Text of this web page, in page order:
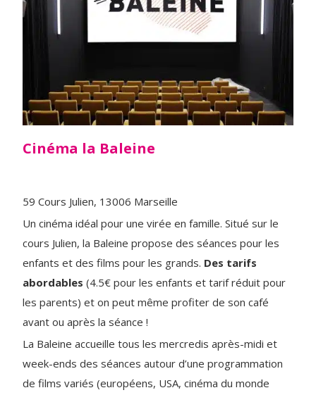
Cinéma la Baleine
59 Cours Julien, 13006 Marseille
Un cinéma idéal pour une virée en famille. Situé sur le
cours Julien, la Baleine propose des séances pour les
enfants et des films pour les grands. Des tarifs
abordables (4.5€ pour les enfants et tarif réduit pour
les parents) et on peut même profiter de son café
avant ou après la séance !
La Baleine accueille tous les mercredis après-midi et
week-ends des séances autour d’une programmation
de films variés (européens, USA, cinéma du monde